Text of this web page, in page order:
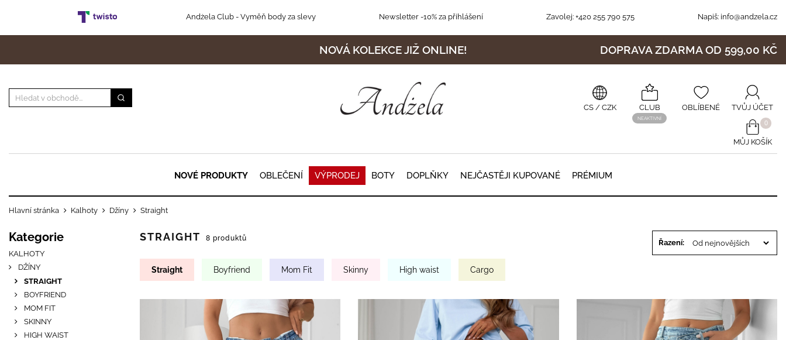
Andżela Club- Vyměň body za slevy Newsletter-10% za přihlášení Zavolej:+420 255 790 575 Napiš: info@andzela.cz
NOVÁ KOLEKCE JIŽ ONLINE! DOPRAVA ZDARMA OD 599,00 KČ
CS/ CZK CLUB
NEAKTIVNÍ
OBLÍBENÉ TVŮJ ÚČET
0
MŮJ KOŠÍK
NOVÉ PRODUKTY OBLEČENÍ VÝPRODEJ BOTY DOPLŇKY NEJČASTĚJI KUPOVANÉ PRÉMIUM
Hlavní stránka Kalhoty Džíny Straight
Kategorie
KALHOTY
DŽÍNY
STRAIGHT
BOYFRIEND
MOM FIT
SKINNY
HIGH WAIST
STRAIGHT 8 produktů
Straight Boyfriend Mom Fit Skinny High waist Cargo
Řazení: